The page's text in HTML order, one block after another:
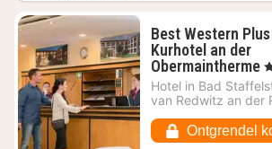
Best Western Plus
Kurhotel an der
Obermaintherme1
,
Hotel in Bad
van Redwitz an der
Ontgrendel